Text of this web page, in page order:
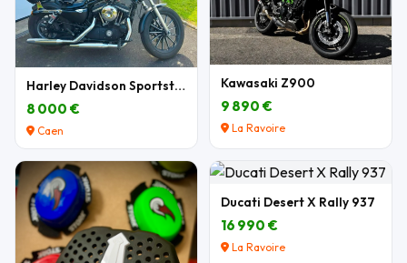
Harley Davidson Sportster 883 XL
8 000 €
Caen
Kawasaki Z900
9 890 €
La Ravoire
Ducati Desert X Rally 937
16 990 €
La Ravoire